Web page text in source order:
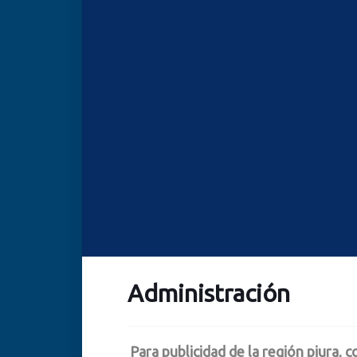
Administración
Para publicidad de la región piura,